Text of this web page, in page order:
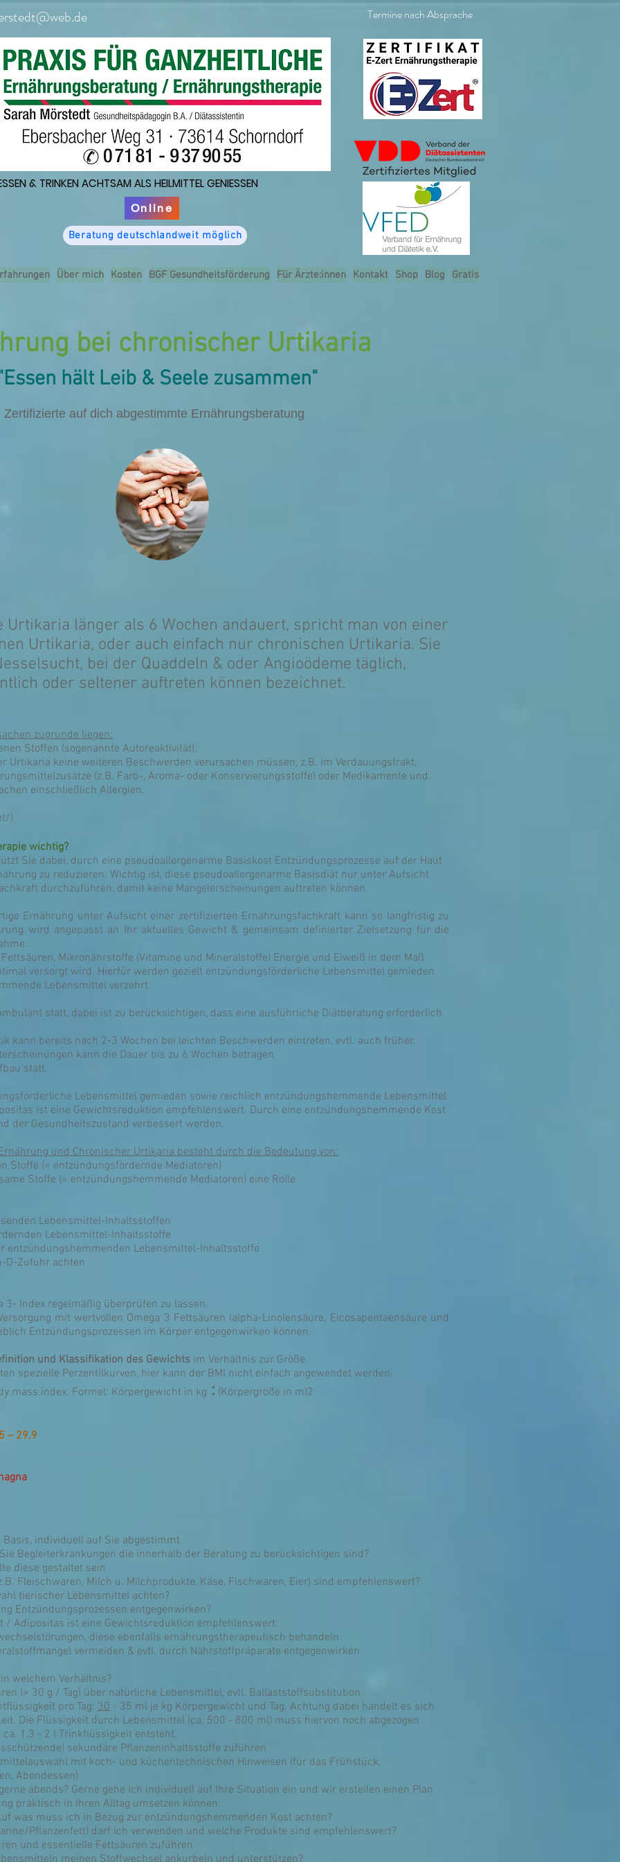
Termine nach Absprache
& TRINKEN ACHTSAM ALS HEILMITTEL GENIESSEN
& TRINKEN ACHTSAM ALS HEILMITTEL GENIESSEN
Online
Beratung deutschlandweit möglich
Über mich Kosten BGF Gesundheitsförderung Für Ärzte:innen Kontakt Shop Blog Gratis
bei chronischer Urtikaria
hält Leib & Seele zusammen"
Zertifizierte auf dich abgestimmte Ernährungsberatung
Urtikaria länger als 6 Wochen andauert, spricht man von einer
Urtikaria, oder auch einfach nur chronischen Urtikaria. Sie
bei der Quaddeln & oder Angioödeme täglich,
oder seltener auftreten können bezeichnet.
zugrunde liegen:
Stoffen (sogenannte Autoreaktivität),
Urtikaria keine weiteren Beschwerden verursachen müssen, z.B. im Verdauungstrakt,
(z.B. Farb-, Aroma- oder Konservierungsstoffe) oder Medikamente und
einschließlich Allergien.
)
wichtig?
Sie dabei, durch eine pseudoallergenarme Basiskost Entzündungsprozesse auf der Haut
zu reduzieren. Wichtig ist, diese pseudoallergenarme Basisdiät nur unter Aufsicht
durchzuführen, damit keine Mangelerscheinungen auftreten können.
Ernährung unter Aufsicht einer zertifizierten Ernährungsfachkraft kann so langfristig zu
wird angepasst an Ihr aktuelles Gewicht & gemeinsam definierter Zielsetzung für die
Mikronährstoffe (Vitamine und Mineralstoffe) Energie und Eiweiß in dem Maß
versorgt wird. Hierfür werden gezielt entzündungsförderliche Lebensmittel gemieden
Lebensmittel verzehrt.
statt, dabei ist zu berücksichtigen, dass eine ausführliche Diätberatung erforderlich
kann bereits nach 2-3 Wochen bei leichten Beschwerden eintreten, evtl. auch früher.
kann die Dauer bis zu 6 Wochen betragen
statt.
Lebensmittel gemieden sowie reichlich entzündungshemmende Lebensmittel
ist eine Gewichtsreduktion empfehlenswert. Durch eine entzündungshemmende Kost
der Gesundheitszustand verbessert werden.
und Chronischer Urtikaria besteht durch die Bedeutung von:
Stoffe (= entzündungsfördernde Mediatoren)
Stoffe (= entzündungshemmende Mediatoren) eine Rolle
Lebensmittel-Inhaltsstoffen
Lebensmittel-Inhaltsstoffe
entzündungshemmenden Lebensmittel-Inhaltsstoffe
D-Zufuhr achten
3- Index regelmäßig überprüfen zu lassen.
mit wertvollen Omega 3 Fettsäuren (alpha-Linolensäure, Eicosapentaensäure und
Entzündungsprozessen im Körper entgegenwirken können.
und Klassifikation des Gewichts im Verhältnis zur Größe.
spezielle Perzentilkurven, hier kann der BMI nicht einfach angewendet werden.
mass index. Formel: Körpergewicht in kg : (Körpergröße in m)2
– 29.9
individuell auf Sie abgestimmt
Begleiterkrankungen die innerhalb der Beratung zu berücksichtigen sind?
diese gestaltet sein
Fleischwaren, Milch u. Milchprodukte, Käse, Fischwaren, Eier) sind empfehlenswert?
tierischer Lebensmittel achten?
Entzündungsprozessen entgegenwirken?
/ Adipositas ist eine Gewichtsreduktion empfehlenswert.
diese ebenfalls ernährungstherapeutisch behandeln
vermeiden & evtl. durch Nährstoffpräparate entgegenwirken
welchem Verhältnis?
(> 30 g / Tag) über natürliche Lebensmittel, evtl. Ballaststoffsubstitution
pro Tag: 30 - 35 ml je kg Körpergewicht und Tag. Achtung dabei handelt es sich
Die Flüssigkeit durch Lebensmittel (ca. 500 - 800 ml) muss hiervon noch abgezogen
ca. 1,3 - 2 l Trinkflüssigkeit entsteht.
sekundäre Pflanzeninhaltsstoffe zuführen
mit koch- und küchentechnischen Hinweisen (für das Frühstück,
Abendessen)
abends? Gerne gehe ich individuell auf Ihre Situation ein und wir erstellen einen Plan
praktisch in Ihren Alltag umsetzen können.
was muss ich in Bezug zur entzündungshemmenden Kost achten?
Pflanzenfett) darf ich verwenden und welche Produkte sind empfehlenswert?
und essentielle Fettsäuren zuführen
meinen Stoffwechsel ankurbeln und unterstützen?